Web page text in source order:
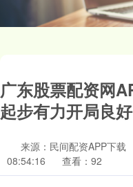
广东股票配资网
起步有力开局良好
来源：民间配资APP下载
08:54:16
查看：92